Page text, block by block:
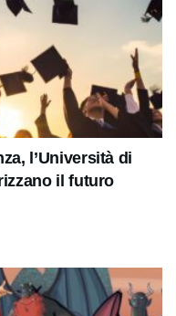
l’Università di
il futuro